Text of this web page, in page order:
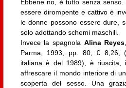
Ebbene no, è tutto senza
essere dirompente e cattivo è
le donne possono essere dure,
solo adottando schemi maschili.
Invece la spagnola Alina Reyes,
Parma, 1993, pp. 80, € 8,26,
italiana è del 1989), è riuscita,
affrescare il mondo interiore di
scoperta del sesso. Una